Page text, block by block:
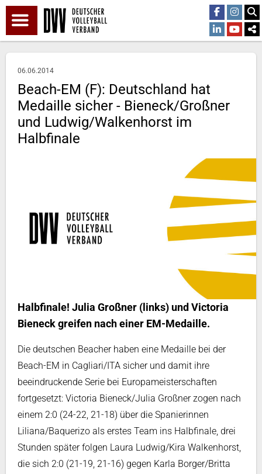
06.06.2014
Beach-EM (F): Deutschland hat
Medaille sicher - Bieneck/Großner
und Ludwig/Walkenhorst im
Halbfinale
Halbfinale! Julia Großner (links) und Victoria
Bieneck greifen nach einer EM-Medaille.
Die deutschen Beacher haben eine Medaille bei der
Beach-EM in Cagliari/ITA sicher und damit ihre
beeindruckende Serie bei Europameisterschaften
fortgesetzt: Victoria Bieneck/Julia Großner zogen nach
einem 2:0 (24-22, 21-18) über die Spanierinnen
Liliana/Baquerizo als erstes Team ins Halbfinale, drei
Stunden später folgen Laura Ludwig/Kira Walkenhorst,
die sich 2:0 (21-19, 21-16) gegen Karla Borger/Britta